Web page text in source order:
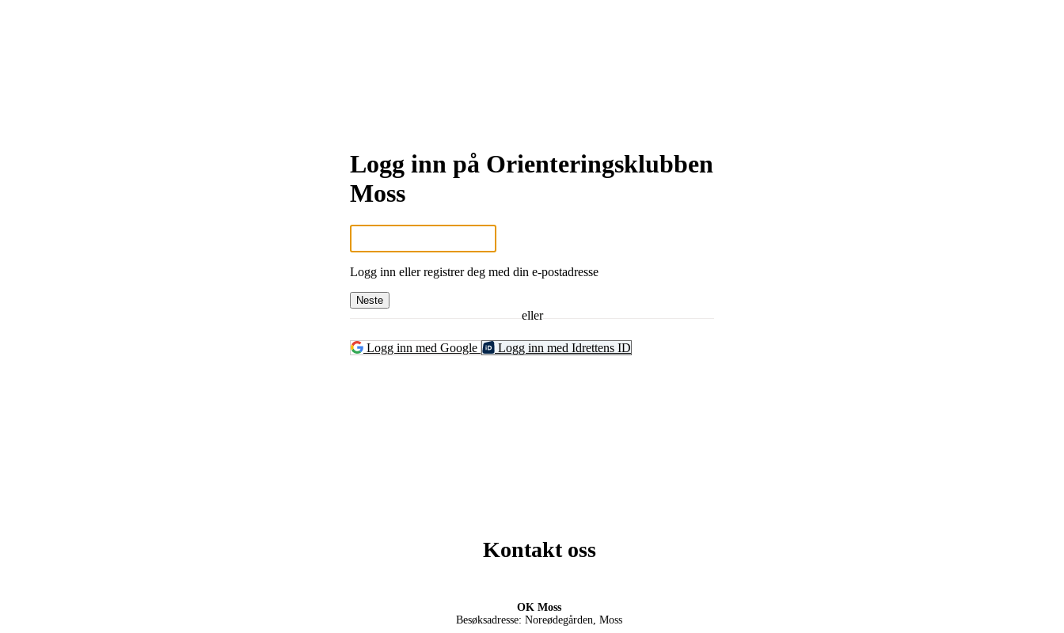
Logg inn på Orienteringsklubben
Moss
Logg inn eller registrer deg med din e-postadresse
Neste
eller
Logg inn med Google Logg inn med Idrettens ID
Kontakt oss
OK Moss
Besøksadresse: Noreødegården, Moss